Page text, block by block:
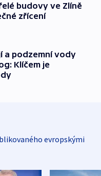
budovy ve Zlíně
zřícení
a podzemní vody
Klíčem je
evropskými